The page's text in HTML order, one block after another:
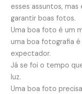
esses assuntos,
garantir boas fotos.
Uma boa foto é um
uma boa fotografia
expectador.
Já se foi o tempo
luz.
Uma boa foto